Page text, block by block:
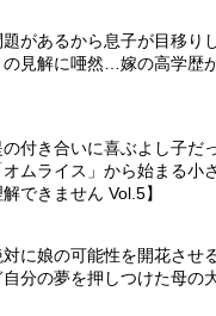
題があるから息子が目移り
の見解に唖然…嫁の高学歴
の付き合いに喜ぶよし子だ
オムライス」から始まる小
できません Vol.5】
対に娘の可能性を開花さ
分の夢を押しつけた母の